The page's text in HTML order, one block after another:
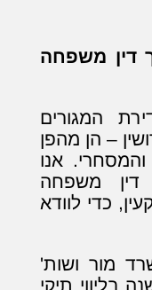
דין משפחה
המגורים
– הן מהפן
אנו
דין משפחה
כדי לוודא
מור ושות'
ניסיון של מעל 15 שנה בליווי תיקי